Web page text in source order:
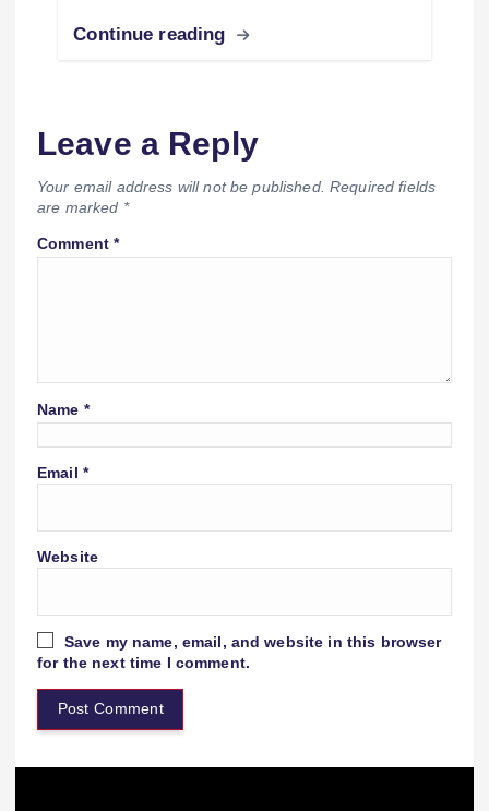
Continue reading
Leave a Reply
Your email address will not be published. Required fields
are marked *
Comment*
Name *
Email *
Website
Save my name, email, and website in this browser
for the next time I comment.